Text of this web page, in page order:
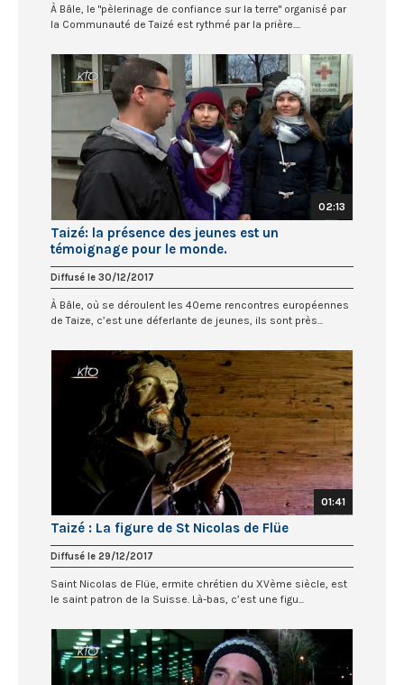
À Bâle, le "pèlerinage de confiance sur la terre" organisé par
la Communauté de Taizé est rythmé par la prière....
02:13
Taizé: la présence des jeunes est un
témoignage pour le monde.
Diffusé le 30/12/2017
À Bâle, où se déroulent les 40eme rencontres européennes
de Taize, c’est une déferlante de jeunes, ils sont près...
01:41
Taizé : La figure de St Nicolas de Flüe
Diffusé le 29/12/2017
Saint Nicolas de Flüe, ermite chrétien du XVème siècle, est
le saint patron de la Suisse. Là-bas, c’est une figu...